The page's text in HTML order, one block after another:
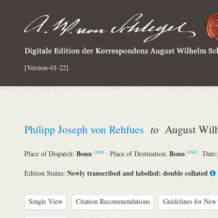
[Version-01-22]
Philipp Joseph von Rehfues to August
Place of Dispatch: Bonn GND · Place of Destination:Bonn GND · Date:
Edition Status: Newly transcribed and labelled; double collated
Single View Citation Recommendations Guidelines for